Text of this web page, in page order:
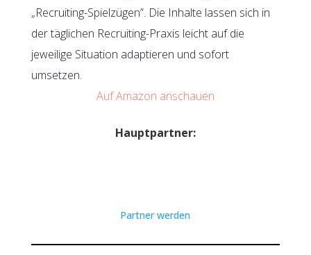
„Recruiting-Spielzügen”. Die Inhalte lassen sich in
der täglichen Recruiting-Praxis leicht auf die
jeweilige Situation adaptieren und sofort
umsetzen.
Auf Amazon anschauen
Hauptpartner:
Partner werden